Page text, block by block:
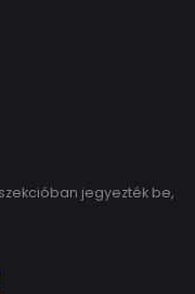
jegyezték be,